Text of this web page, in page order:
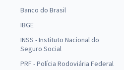
Banco do Brasil
IBGE
INSS - Instituto Nacional do
Seguro Social
PRF - Polícia Rodoviária Federal